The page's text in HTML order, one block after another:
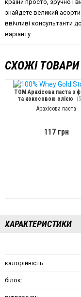
країни просто, зручно і
знайдете великий
ввічливі консультанти
варіанту.
СХОЖІ ТОВАРИ
TOM Арахісова паста з
та кокосовою олією
Арахісова паста
117 грн
ХАРАКТЕРИСТИКИ
калорійність:
білок: